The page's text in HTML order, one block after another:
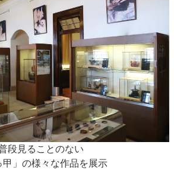
段見ることのない
甲」の様々な作品を展示